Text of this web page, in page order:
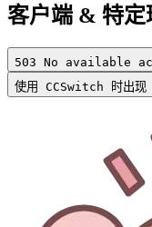
客户端 & 特定
503 No available
使用 CCSwitch 时出